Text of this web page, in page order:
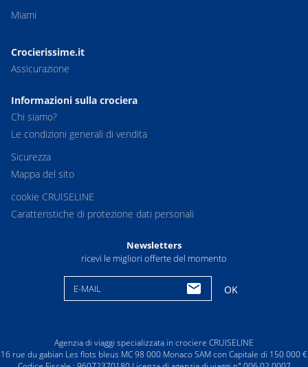
Miami
Crocierissime.it
Assicurazione
Informazioni sulla crociera
Chi siamo?
Le condizioni generali di vendita
Sicurezza
Mappa del sito
cookie CRUISELINE
Caratteristiche di protezione dati personali
Newsletters
ricevi le migliori offerte del momento
E-MAIL OK
Agenzia di viaggi specializzata in crociere CRUISELINE
16 rue du gabian Les flots bleus MC 98 000 Monaco SAM con Capitale di 150 000 €